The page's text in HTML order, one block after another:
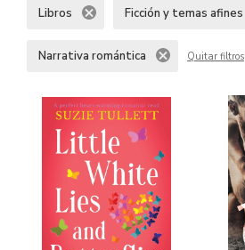
Libros Ficción y temas afines
Narrativa romántica Quitar filtros